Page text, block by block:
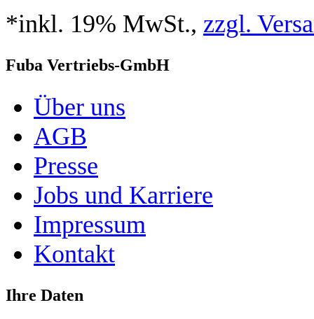
*inkl. 19% MwSt., zzgl.
Fuba Vertriebs-GmbH
Über uns
AGB
Presse
Jobs und Karriere
Impressum
Kontakt
Ihre Daten